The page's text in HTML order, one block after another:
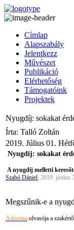
Címlap
Alapszabály
Jelentkezz
Művészet
Publikáció
Elérhetőség
Támogatóink
Projektek
Nyugdíj: sokakat
Írta: Talló Zoltán
2019. Július 01.
Nyugdíj: sokakat
A nyugdíj melletti
Szabó Dániel, 2019. június
Megszűnik-e a
Adózóna olvasója a